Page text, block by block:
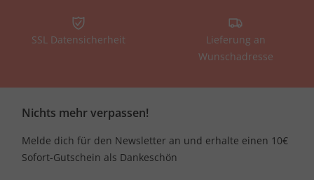
SSL Datensicherheit
Lieferung an
Wunschadresse
Nichts mehr verpassen!
Melde dich für den Newsletter an und erhalte einen 10€
Sofort-Gutschein als Dankeschön